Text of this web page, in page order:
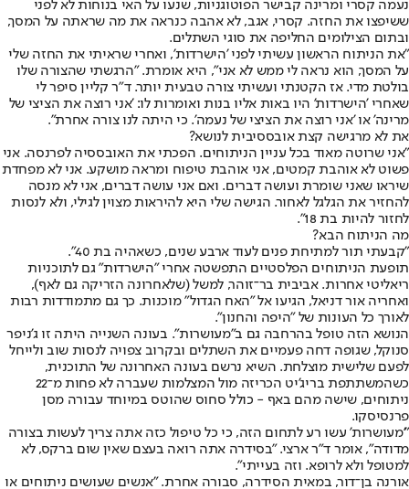
נעמה קסרי ומרינה קבישר הפוטוגניות, שנעו על האי בנוחות לא לפני
ששיפצו את החזה. קסרי, אגב, לא אהבה כנראה את מה שראתה על המסך,
ובתום הצילומים החליפה את סוגי השתלים.
"את הניתוח הראשון עשיתי לפני 'הישרדות', ואחרי שראיתי את החזה שלי
על המסך, הוא נראה לי ממש לא אני", היא אומרת. "הרגשתי שהצורה שלו
בולטת מדי. אז הקטנתי ועשיתי צורה טבעית יותר. ד"ר קליין סיפר לי
שאחרי 'הישרדות' היו באות אליו בנות ואומרות לו: 'אני רוצה את הציצי של
מרינה' או 'אני רוצה את הציצי של נעמה'. כי היתה לנו צורה אחרת".
את לא מרגישה קצת אובססיבית לנושא?
"אני שרוטה מאוד בכל עניין הניתוחים. הפכתי את האובססיה לפרנסה. אני
פשוט לא אוהבת קמטים, אני אוהבת טיפוח ומראה מושקע. אני לא מפחדת
שיראו שאני שומרת ועושה דברים. ואם אני עושה דברים, אני לא מנסה
להחזיר את הגלגל לאחור. הגישה שלי היא להיראות מצוין לגילי, ולא לנסות
לחזור להיות בת 18".
מה הניתוח הבא?
"קבעתי תור למתיחת פנים לעוד ארבע שנים, כשאהיה בת 40".
תופעת הניתוחים הפלסטיים התפשטה אחרי "הישרדות" גם לתוכניות
ריאליטי אחרות. אביבית בר־זוהר, למשל (שלאחרונה הזריקה גם לאף),
ואחריה אור דניאל, הגיעו אל "האח הגדול" מוכנות. כך גם מתמודדות רבות
לאורך כל העונות של "היפה והחנון".
הנושא הזה טופל בהרחבה גם ב"מעושרות". בעונה השנייה היתה זו ג'ניפר
סנוקל, שגופה דחה פעמיים את השתלים ובקרוב צפויה לנסות שוב ולייחל
לפעם שלישית מוצלחת. השיא נרשם בעונה האחרונה של התוכנית,
כשהמשתתפת בריג'יט הכריזה מול המצלמות שעברה לא פחות מ־22
ניתוחים, שישה מהם באף - כולל סחוס שהוטס במיוחד עבורה מסן
פרנסיסקו.
"'מעושרות' עשו רע לתחום הזה, כי כל טיפול כזה אתה צריך לעשות בצורה
מדודה", אומר ד"ר ארצי. "בסידרה אתה רואה בעצם שאין שום ברקס, לא
למטופל ולא לרופא. וזה בעייתי".
אורנה בן־דור, במאית הסידרה, סבורה אחרת. "אנשים שעושים ניתוחים או